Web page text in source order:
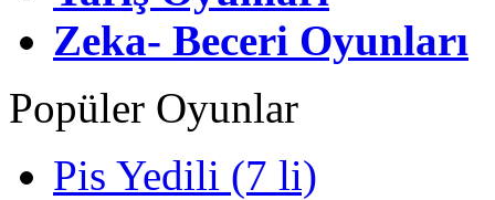
Zeka- Beceri Oyunları
Popüler Oyunlar
Pis Yedili (7 li)